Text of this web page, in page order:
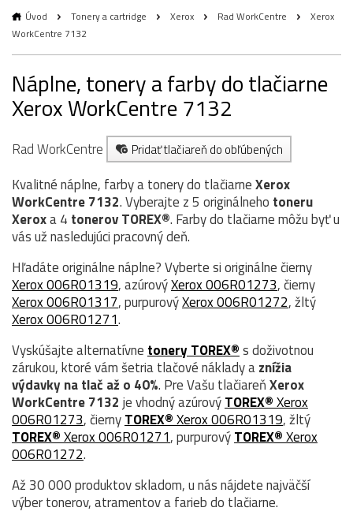
Úvod Tonery a cartridge Xerox Rad WorkCentre
Xerox
WorkCentre 7132
Náplne, tonery a farby do tlačiarne
Xerox WorkCentre 7132
Rad WorkCentre Pridať tlačiareň do obľúbených
Kvalitné náplne, farby a tonery do tlačiarneXerox
WorkCentre 7132. Vyberajte z 5 originálneho toneru
Xeroxa 4 tonerov TOREX®. Farby do tlačiarne môžu byť u
vás už nasledujúci pracovný deň.
Hľadáte originálne náplne? Vyberte si originálne čierny
Xerox 006R01319, azúrovýXerox 006R01273, čierny
Xerox 006R01317, purpurovýXerox 006R01272, žltý
Xerox 006R01271.
Vyskúšajte alternatívne tonery TOREX®s doživotnou
zárukou, ktoré vám šetria tlačové náklady aznížia
výdavky na tlač až o 40%. Pre Vašu tlačiareňXerox
WorkCentre 7132 je vhodný azúrovýTOREX®Xerox
006R01273, čiernyTOREX®Xerox 006R01319, žltý
TOREX®Xerox 006R01271, purpurovýTOREX®Xerox
006R01272.
Až 30 000 produktov skladom, u nás nájdete najväčší
výber tonerov, atramentov a farieb do tlačiarne.